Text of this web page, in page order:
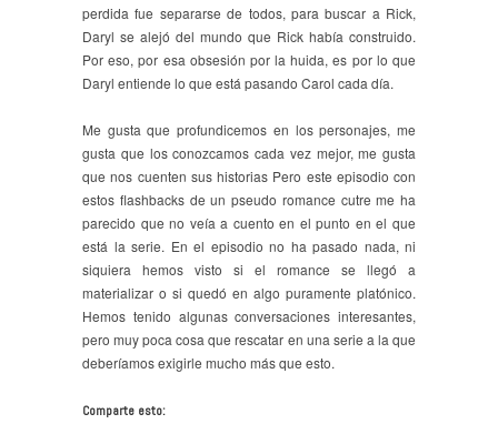
perdida fue separarse de todos, para buscar a Rick,
Daryl se alejó del mundo que Rick había construido.
Por eso, por esa obsesión por la huida, es por lo que
Daryl entiende lo que está pasando Carol cada día.
Me gusta que profundicemos en los personajes, me
gusta que los conozcamos cada vez mejor, me gusta
que nos cuenten sus historias Pero este episodio con
estos flashbacks de un pseudo romance cutre me ha
parecido que no veía a cuento en el punto en el que
está la serie. En el episodio no ha pasado nada, ni
siquiera hemos visto si el romance se llegó a
materializar o si quedó en algo puramente platónico.
Hemos tenido algunas conversaciones interesantes,
pero muy poca cosa que rescatar en una serie a la que
deberíamos exigirle mucho más que esto.
Comparte esto: